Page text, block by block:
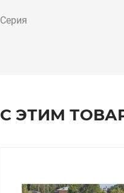
Серия
С ЭТИМ